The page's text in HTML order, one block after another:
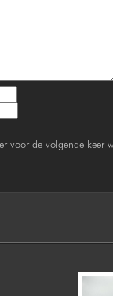
voor de volgende keer